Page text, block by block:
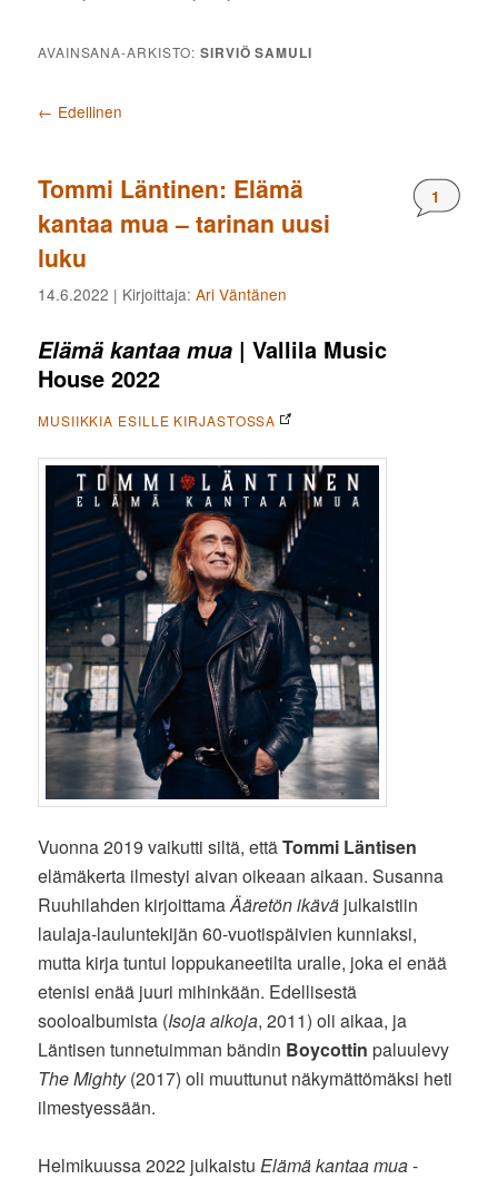
AVAINSANA-ARKISTO:SIRVIÖ SAMULI
Artikkelien selaus
← Edellinen
Tommi Läntinen: Elämä
kantaa mua – tarinan uusi
luku
1
14.6.2022 | Kirjoittaja:Ari Väntänen
Elämä kantaa mua | Vallila Music
House 2022
MUSIIKKIA ESILLE KIRJASTOSSA
Vuonna 2019 vaikutti siltä, ettäTommi Läntisen
elämäkerta ilmestyi aivan oikeaan aikaan. Susanna
Ruuhilahden kirjoittamaÄäretön ikävä julkaistiin
laulaja-lauluntekijän 60-vuotispäivien kunniaksi,
mutta kirja tuntui loppukaneetilta uralle, joka ei enää
etenisi enää juuri mihinkään. Edellisestä
sooloalbumista (Isoja aikoja, 2011) oli aikaa, ja
Läntisen tunnetuimman bändin Boycottin paluulevy
The Mighty(2017) oli muuttunut näkymättömäksi heti
ilmestyessään.
Helmikuussa 2022 julkaistu Elämä kantaa mua-